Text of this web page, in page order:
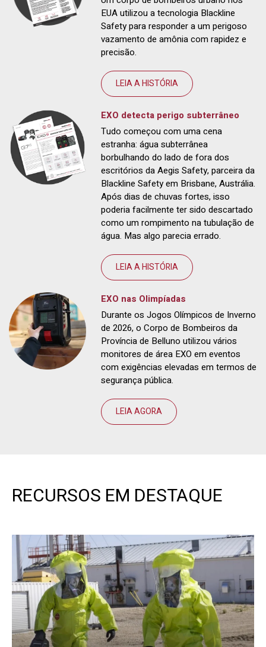
EUA utilizou a tecnologia Blackline
Safety para responder a um perigoso
vazamento de amônia com rapidez e
precisão.
LEIA A HISTÓRIA
EXO detecta perigo subterrâneo
Tudo começou com uma cena
estranha: água subterrânea
borbulhando do lado de fora dos
escritórios da Aegis Safety, parceira da
Blackline Safety em Brisbane, Austrália.
Após dias de chuvas fortes, isso
poderia facilmente ter sido descartado
como um rompimento na tubulação de
água. Mas algo parecia errado.
LEIA A HISTÓRIA
EXO nas Olimpíadas
Durante os Jogos Olímpicos de Inverno
de 2026, o Corpo de Bombeiros da
Província de Belluno utilizou vários
monitores de área EXO em eventos
com exigências elevadas em termos de
segurança pública.
LEIA AGORA
RECURSOS EM DESTAQUE